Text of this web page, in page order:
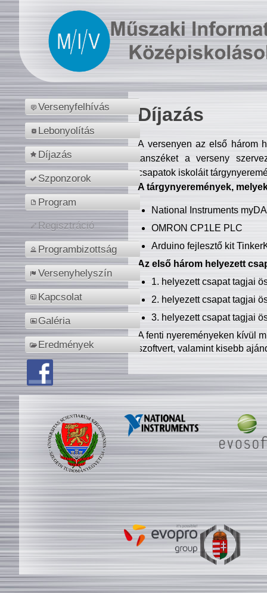
Versenyfelhívás
Lebonyolítás
Díjazás
Szponzorok
Program
Regisztráció
Programbizottság
Versenyhelyszín
Kapcsolat
Galéria
Eredmények
Díjazás
A versenyen az első három
tanszéket a verseny
csapatok iskoláit
A tárgynyeremények,
National Instruments
OMRON CP1LE PLC
Arduino fejlesztő kit
Az első három helyezett
1. helyezett csapat tagjai
2. helyezett csapat tagjai
3. helyezett csapat tagjai
A fenti nyereményeken kívül
szoftvert, valamint kisebb